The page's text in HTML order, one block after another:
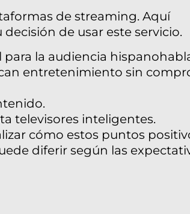
de streaming. Aquí
de usar este servicio.
la audiencia
entretenimiento sin
televisores inteligentes.
cómo estos puntos
diferir según las